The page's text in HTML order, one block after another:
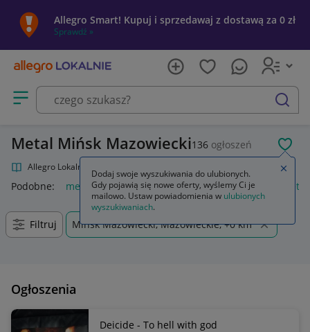
Allegro Smart! Kupuj i sprzedawaj z dostawą za 0 zł
Sprawdź »
Otwórz menu z kategoriami
szukaj
Metal Mińsk Mazowiecki136 ogłoszeń
Allegro Lokalnie
Podobne: metal metal guard regał metalowy loreal
Filtruj Mińsk Mazowiecki, Mazowieckie, +0 km
Ogłoszenia
Deicide - To hell with god
Dodaj swoje wyszukiwania do ulubionych.
Gdy pojawią się nowe oferty, wyślemy Ci je
mailowo. Ustaw powiadomienia w ulubionych
wyszukiwaniach.